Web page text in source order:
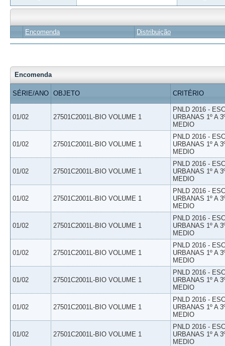
Encomenda Distribuição
Encomenda
SÉRIE/ANO OBJETO CRITÉRIO
01/02 27501C2001L-BIO VOLUME 1
PNLD 2016 -
URBANAS 1º A
MEDIO
01/02 27501C2001L-BIO VOLUME 1
PNLD 2016 -
URBANAS 1º A
MEDIO
01/02 27501C2001L-BIO VOLUME 1
PNLD 2016 -
URBANAS 1º A
MEDIO
01/02 27501C2001L-BIO VOLUME 1
PNLD 2016 -
URBANAS 1º A
MEDIO
01/02 27501C2001L-BIO VOLUME 1
PNLD 2016 -
URBANAS 1º A
MEDIO
01/02 27501C2001L-BIO VOLUME 1
PNLD 2016 -
URBANAS 1º A
MEDIO
01/02 27501C2001L-BIO VOLUME 1
PNLD 2016 -
URBANAS 1º A
MEDIO
01/02 27501C2001L-BIO VOLUME 1
PNLD 2016 -
URBANAS 1º A
MEDIO
01/02 27501C2001L-BIO VOLUME 1
PNLD 2016 -
URBANAS 1º A
MEDIO